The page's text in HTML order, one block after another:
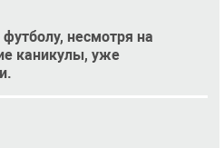
несмотря на
каникулы, уже